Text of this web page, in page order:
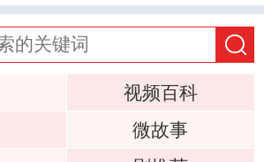
视频百科
微故事